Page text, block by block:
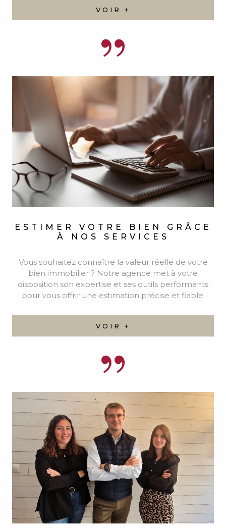
À NOS SERVICES
Vous souhaitez connaître la valeur réelle de votre
bien immobilier ? Notre agence met à votre
disposition son expertise et ses outils performants
pour vous offrir une estimation précise et fiable.
VOIR +
Découvrez l'ensemble de notre équipe.
VOIR +